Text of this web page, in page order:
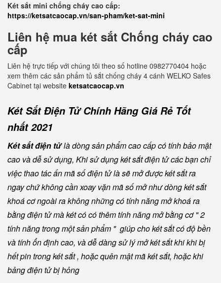
Két sắt mini chống cháy cao cấp:
https://ketsatcaocap.vn/san-pham/ket-sat-mini
Liên hệ mua két sắt Chống cháy cao
cấp
Liên hệ trực tiếp với chúng tôi theo số hotline 0982770404 hoặc
xem thêm các sản phẩm tủ sắt chống cháy 4 cánh WELKO Safes
Cabinet tại website ketsatcaocap.vn
Két Sắt Điện Tử Chính Hãng Giá Rẻ Tốt
nhất 2021
Két sắt điện tửlà dòng sản phẩm cao cấp có tính bảo mật
cao và dễ sử dụng, Khi sử dụng két sắt điện tử các bạn chỉ
việc thao tác ấn mã số điện tử là sẽ mở được két sắt ra
ngay chứ không cần xoay vặn mã số mở như dòng két sắt
khoá cơ ngoài ra không những có tính năng mở khoá ra
bằng điện tử mà két có có thêm tính năng mở bằng cơ " 2
tính năng trong một sản phẩm " giúp cho két sắt có độ bền
và tính ổn định cao, và dễ dàng sử lý mở két sắt khi khi bị
hết pin trong két sắt , hoặc quên mật mã két sắt, hoặc khi
bảng điện tử bị hỏng